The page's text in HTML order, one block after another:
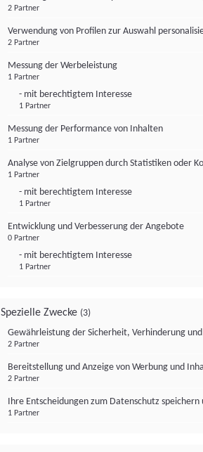
2 Partner
Verwendung von Profilen zur Auswahl
2 Partner
Messung der Werbeleistung
1 Partner
- mit berechtigtem Interesse
1 Partner
Messung der Performance von Inhalten
1 Partner
Analyse von Zielgruppen durch Statistiken oder
1 Partner
- mit berechtigtem Interesse
1 Partner
Entwicklung und Verbesserung der Angebote
0 Partner
- mit berechtigtem Interesse
1 Partner
Spezielle Zwecke (3)
Gewährleistung der Sicherheit, Verhinderung
2 Partner
Bereitstellung und Anzeige von Werbung und
2 Partner
Ihre Entscheidungen zum Datenschutz
1 Partner